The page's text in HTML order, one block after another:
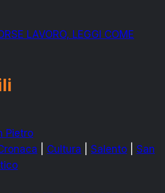
LAVORO, LEGGI COME
Pietro
Cultura Salento
San